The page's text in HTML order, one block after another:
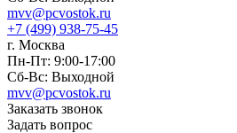
mvv@pcvostok.ru
+7 (499) 938-75-45
г. Москва
Пн-Пт: 9:00-17:00
Сб-Вс: Выходной
mvv@pcvostok.ru
Заказать звонок
Задать вопрос